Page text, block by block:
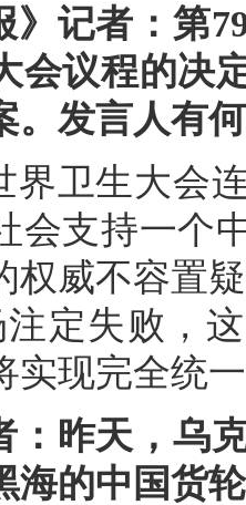
》记者：第
会议程的决
。发言人有
界卫生大会
会支持一个
权威不容置
定失败，
实现完全统
：昨天，乌
海的中国货